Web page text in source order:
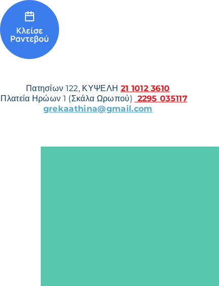
Πατησίων 122, ΚΥΨΕΛΗ 21 1012 3610
Πλατεία Ηρώων 1 (Σκάλα Ωρωπού) 2295 035117
grekaathina@gmail.com